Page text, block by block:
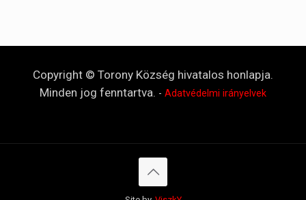
Copyright © Torony Község hivatalos honlapja.
Minden jog fenntartva. - Adatvédelmi irányelvek